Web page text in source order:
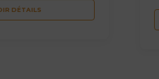
DÉTAILS